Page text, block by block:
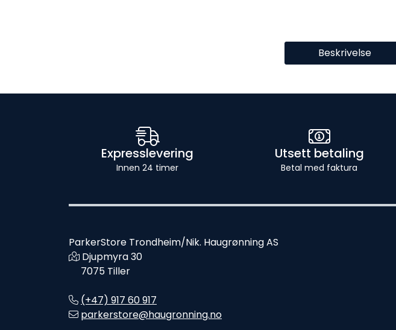
Beskrivelse
Expresslevering
Innen 24 timer
Utsett betaling
Betal med faktura
ParkerStore Trondheim/Nik. Haugrønning AS
Djupmyra 30
7075 Tiller
(+47) 917 60 917
parkerstore@haugronning.no